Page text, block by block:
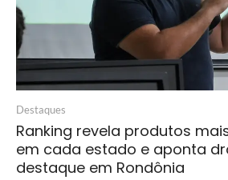
Destaques
Ranking revela produtos
em cada estado e aponta
destaque em Rondônia